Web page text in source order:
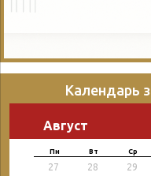
Календарь
Август
Пн Вт Ср
27 28 29